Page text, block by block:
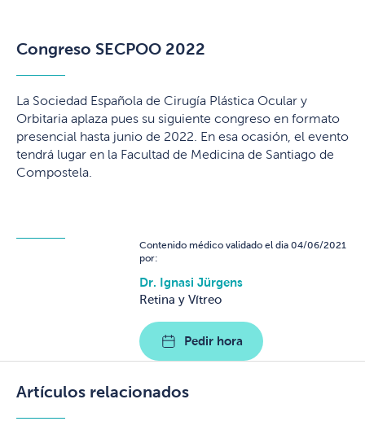
Congreso SECPOO 2022
La Sociedad Española de Cirugía Plástica Ocular y
Orbitaria aplaza pues su siguiente congreso en formato
presencial hasta junio de 2022. En esa ocasión, el evento
tendrá lugar en la Facultad de Medicina de Santiago de
Compostela.
Contenido médico validado el dia 04/06/2021
por:
Dr. Ignasi Jürgens
Retina y Vítreo
Pedir hora
Artículos relacionados